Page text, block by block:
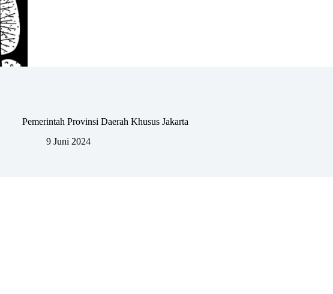
Pemerintah Provinsi Daerah Khusus Jakarta
9 Juni 2024